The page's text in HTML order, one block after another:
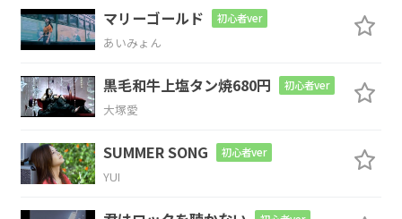
私を愛してくれないの？
Am
まあどうでもいっかそんなこと
F G G
マリーゴールド 初心者ver
あいみょん
黒毛和牛上塩タン焼680円 初心者ver
大塚愛
SUMMER SONG 初心者ver
YUI